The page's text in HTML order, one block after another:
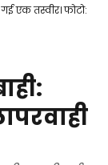
एक तस्वीर। फोटो: